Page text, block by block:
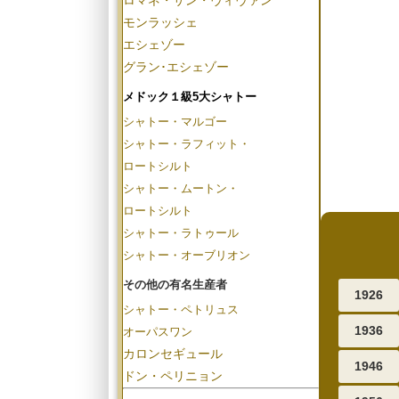
モンラッシェ
エシェゾー
グラン･エシェゾー
メドック１級5大シャトー
シャトー・マルゴー
シャトー・ラフィット・
ロートシルト
シャトー・ムートン・
ロートシルト
シャトー・ラトゥール
シャトー・オーブリオン
その他の有名生産者
シャトー・ペトリュス
オーパスワン
カロンセギュール
ドン・ペリニョン
1926
1936
1946